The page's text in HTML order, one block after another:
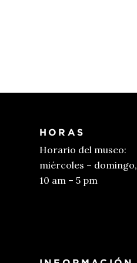
HORAS
Horario del museo:
miércoles – domingo,
10 am – 5 pm